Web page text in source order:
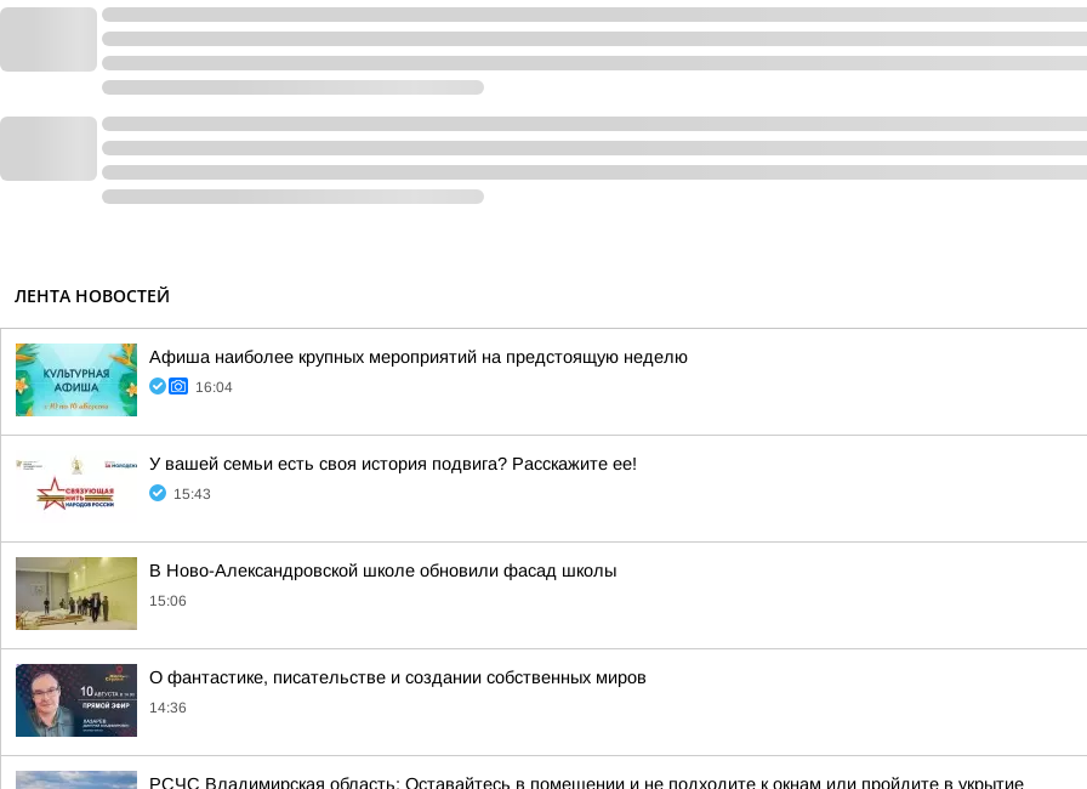
ЛЕНТА НОВОСТЕЙ
Афиша наиболее крупных мероприятий на предстоящую неделю
16:04
У вашей семьи есть своя история подвига? Расскажите ее!
15:43
В Ново-Александровской школе обновили фасад школы
15:06
О фантастике, писательстве и создании собственных миров
14:36
РСЧС Владимирская область: Оставайтесь в помещении и не подходите к окнам или пройдите в укрытие